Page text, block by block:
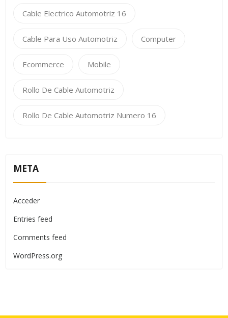
Cable Electrico Automotriz 16
Cable Para Uso Automotriz Computer
Ecommerce Mobile
Rollo De Cable Automotriz
Rollo De Cable Automotriz Numero 16
META
Acceder
Entries feed
Comments feed
WordPress.org